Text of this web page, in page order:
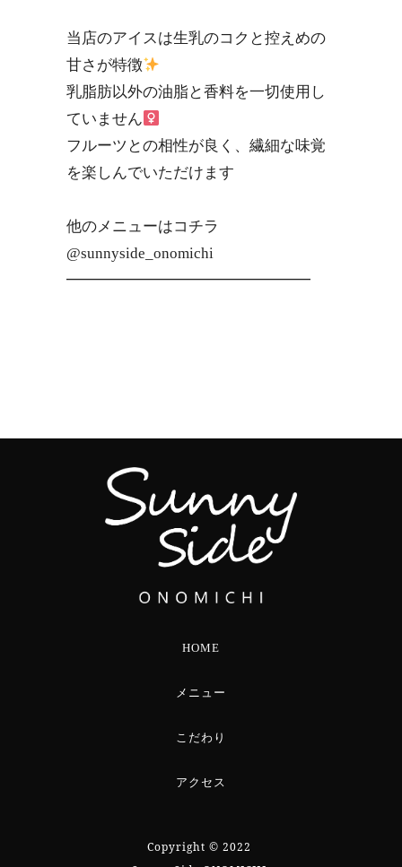
当店のアイスは生乳のコクと控えめの
甘さが特徴
乳脂肪以外の油脂と香料を一切使用し
ていません‍
フルーツとの相性が良く、繊細な味覚
を楽しんでいただけます
他のメニューは️️コチラ
@sunnyside_onomichi
━━━━━━━━━━━━━━━━
HOME
メニュー
こだわり
アクセス
Copyright © 2022